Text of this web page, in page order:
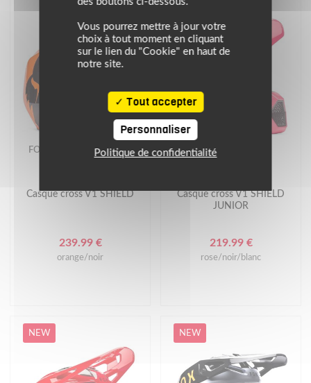
FOX
Casque cross V1 SHIELD
239.99 €
orange/noir
FOX
Casque cross V1 SHIELD
JUNIOR
219.99 €
rose/noir/blanc
NEW NEW
Vous pourrez mettre à jour votre
choix à tout moment en cliquant
sur le lien du "Cookie" en haut de
notre site.
Tout accepter
Personnaliser
Politique de confidentialité